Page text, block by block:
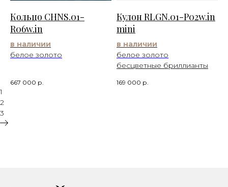
Кольцо CHNS.01-
R06w.in
в наличии
белое золото
667 000 р.
Кулон RLGN.01-P02w.in
mini
в наличии
белое золото
бесцветные бриллианты
169 000 р.
1
2
3